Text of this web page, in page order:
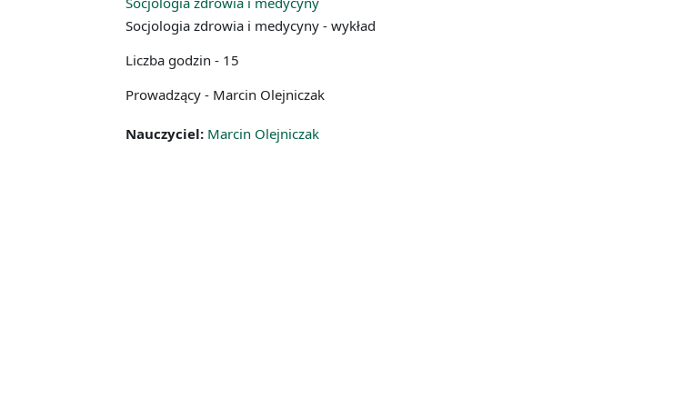
Socjologia zdrowia i medycyny - wykład
Liczba godzin - 15
Prowadzący - Marcin Olejniczak
Nauczyciel: Marcin Olejniczak